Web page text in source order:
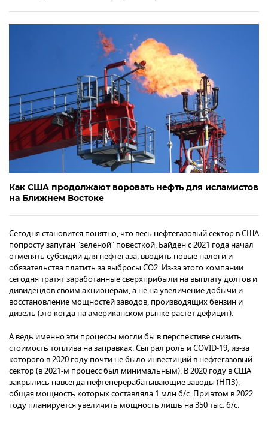
Как США продолжают воровать нефть для исламистов
на Ближнем Востоке
Сегодня становится понятно, что весь нефтегазовый сектор в США
попросту запуган "зеленой" повесткой. Байден с 2021 года начал
отменять субсидии для нефтегаза, вводить новые налоги и
обязательства платить за выбросы СО2. Из-за этого компании
сегодня тратят заработанные сверхприбыли на выплату долгов и
дивидендов своим акционерам, а не на увеличение добычи и
восстановление мощностей заводов, производящих бензин и
дизель (это когда на американском рынке растет дефицит).
А ведь именно эти процессы могли бы в перспективе снизить
стоимость топлива на заправках. Сыграл роль и COVID-19, из-за
которого в 2020 году почти не было инвестиций в нефтегазовый
сектор (в 2021-м процесс был минимальным). В 2020 году в США
закрылись навсегда нефтеперерабатывающие заводы (НПЗ),
общая мощность которых составляла 1 млн б/с. При этом в 2022
году планируется увеличить мощность лишь на 350 тыс. б/с.